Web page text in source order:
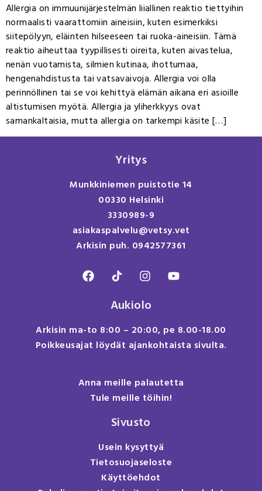
Allergia on immuunijärjestelmän liiallinen reaktio tiettyihin
normaalisti vaarattomiin aineisiin, kuten esimerkiksi
siitepölyyn, eläinten hilseeseen tai ruoka-aineisiin. Tämä
reaktio aiheuttaa tyypillisesti oireita, kuten aivastelua,
nenän vuotamista, silmien kutinaa, ihottumaa,
hengenahdistusta tai vatsavaivoja. Allergia voi olla
perinnöllinen tai se voi kehittyä elämän aikana eri asioille
altistumisen myötä. Allergia ja yliherkkyys ovat
samankaltaisia, mutta allergia on tarkempi käsite […]
Yritys
Munkkiniemen puistotie 14
00330 Helsinki
3330989-9
asiakaspalvelu@vetsy.vet
Arkisin puh. 0942577361
Aukiolo
Arkisin ma-to 8:00 – 20:00, pe 8.00-18.00
Poikkeusajat löydät ajankohtaista sivulta.
Anna meille palautetta
Tule meille töihin!
Sivusto
Usein kysyttyä
Tietosuojaseloste
Käyttöehdot